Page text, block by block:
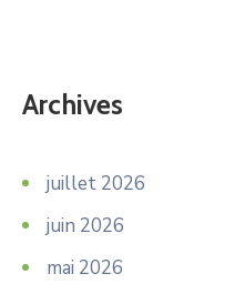
Archives
juillet 2026
juin 2026
mai 2026